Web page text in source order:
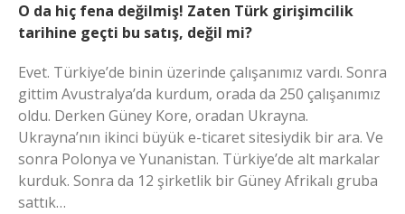
O da hiç fena değilmiş! Zaten Türk girişimcilik
tarihine geçti bu satış, değil mi?
Evet. Türkiye’de binin üzerinde çalışanımız vardı. Sonra
gittim Avustralya’da kurdum, orada da 250 çalışanımız
oldu. Derken Güney Kore, oradan Ukrayna.
Ukrayna’nın ikinci büyük e-ticaret sitesiydik bir ara. Ve
sonra Polonya ve Yunanistan. Türkiye’de alt markalar
kurduk. Sonra da 12 şirketlik bir Güney Afrikalı gruba
sattık…